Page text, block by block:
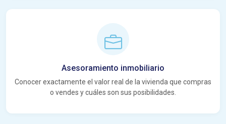
Asesoramiento inmobiliario
Conocer exactamente el valor real de la vivienda que compras
o vendes y cuáles son sus posibilidades.